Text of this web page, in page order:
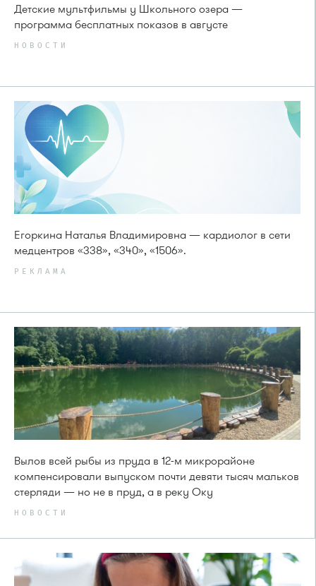
Детские мультфильмы у Школьного озера —
программа бесплатных показов в августе
НОВОСТИ
Егоркина Наталья Владимировна — кардиолог в сети
медцентров «338», «340», «1506».
РЕКЛАМА
Вылов всей рыбы из пруда в 12-м микрорайоне
компенсировали выпуском почти девяти тысяч мальков
стерляди — но не в пруд, а в реку Оку
НОВОСТИ